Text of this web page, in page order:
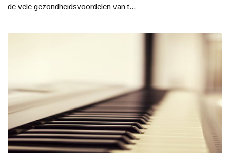
de vele gezondheidsvoordelen van t...